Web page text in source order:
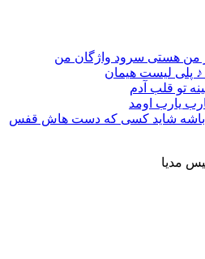
من هستی سرود واژگان من
♪ پلی لیست هیمان
تو قلب آدم
یارب اومد
باشه شاید کسی که دست هاش قفس
مدیا